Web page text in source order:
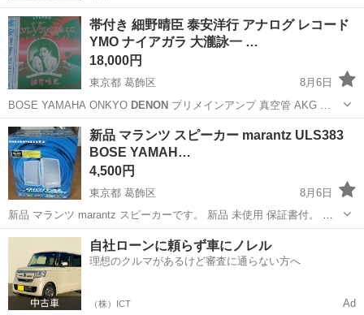
帯付き 細野晴臣 泰安洋行 アナログ レコード
YMO ナイアガラ 大瀧詠一 …
18,000円
東京都 葛飾区
8月6日
BOSE YAMAHA ONKYO DENONプリメインアンプ 真空管 AKG …
東京 葛飾区 本/CD/DVD 大瀧詠一
新品 マランツ スピーカー marantz ULS383
BOSE YAMAH…
4,500円
東京都 葛飾区
8月6日
新品 マランツ marantz スピーカーです。 新品 未使用 保証書付。 参
考価格 24800円。 型式 2ウェイ・バスレフ方式・ブックシェルフ型 出
力 15W+15W 周波数特性60Hz～20kHz DC入...
東京 葛飾区 家電 marantz
自社ローンに頼らず車にノレル
理想のクルマがあるけど審査に通らない方へ
（株）ICT Ad